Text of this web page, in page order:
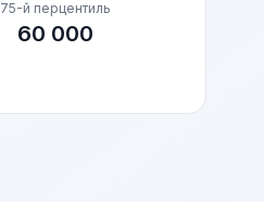
75-й перцентиль
60 000